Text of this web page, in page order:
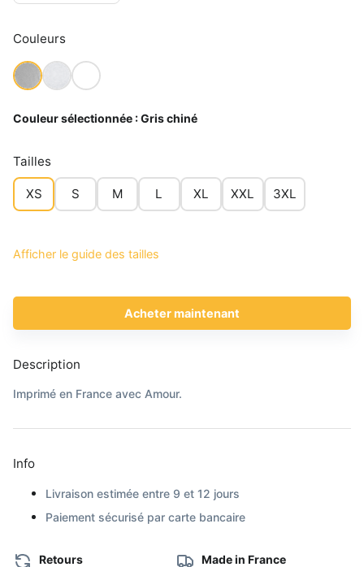
Couleurs
Couleur sélectionnée :Gris chiné
Tailles
XS S M L XL XXL 3XL
Afficher le guide des tailles
Acheter maintenant
Description
Imprimé en France avec Amour.
Info
Livraison estimée entre 9 et 12 jours
Paiement sécurisé par carte bancaire
Retours Made in France